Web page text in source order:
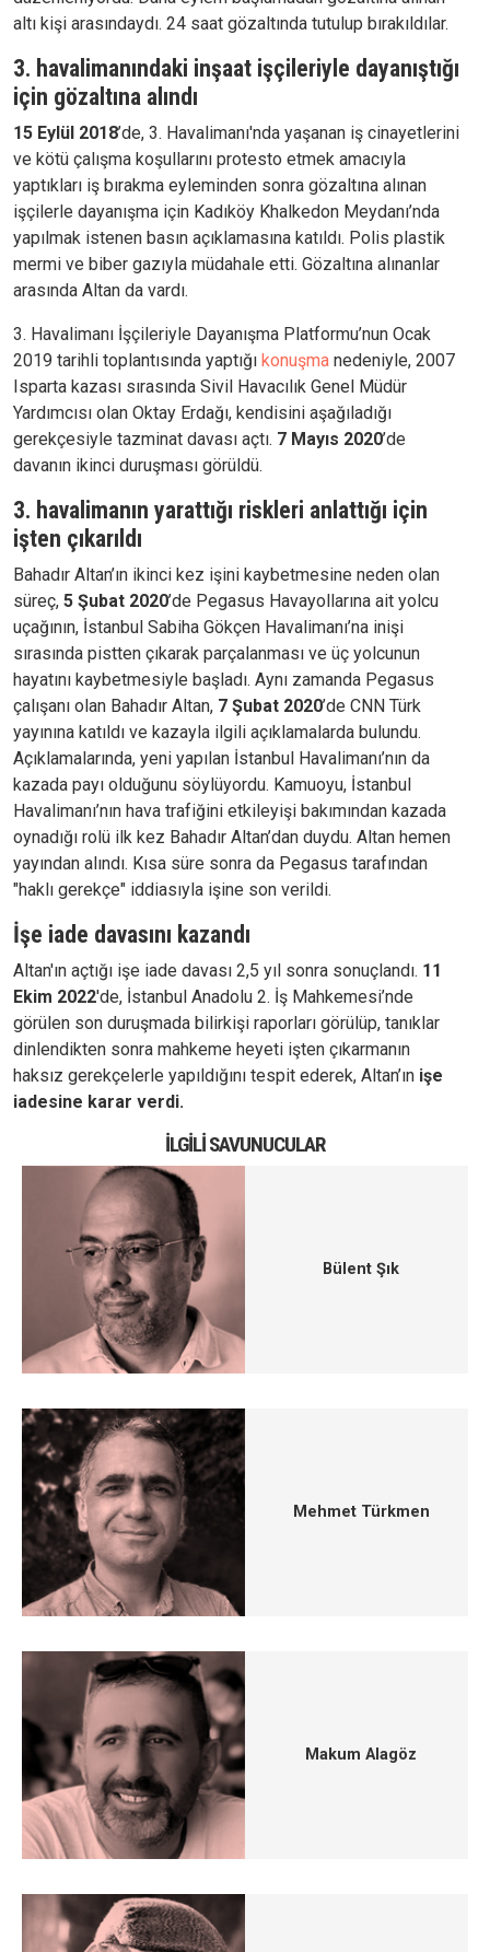
altı kişi arasındaydı. 24 saat gözaltında tutulup bırakıldılar.
3. havalimanındaki inşaat işçileriyle dayanıştığı
için gözaltına alındı
15 Eylül 2018’de, 3. Havalimanı'nda yaşanan iş cinayetlerini
ve kötü çalışma koşullarını protesto etmek amacıyla
yaptıkları iş bırakma eyleminden sonra gözaltına alınan
işçilerle dayanışma için Kadıköy Khalkedon Meydanı’nda
yapılmak istenen basın açıklamasına katıldı. Polis plastik
mermi ve biber gazıyla müdahale etti. Gözaltına alınanlar
arasında Altan da vardı.
3. Havalimanı İşçileriyle Dayanışma Platformu’nun Ocak
2019 tarihli toplantısında yaptığı konuşma nedeniyle, 2007
Isparta kazası sırasında Sivil Havacılık Genel Müdür
Yardımcısı olan Oktay Erdağı, kendisini aşağıladığı
gerekçesiyle tazminat davası açtı. 7 Mayıs 2020’de
davanın ikinci duruşması görüldü.
3. havalimanın yarattığı riskleri anlattığı için
işten çıkarıldı
Bahadır Altan’ın ikinci kez işini kaybetmesine neden olan
süreç, 5 Şubat 2020’de Pegasus Havayollarına ait yolcu
uçağının, İstanbul Sabiha Gökçen Havalimanı’na inişi
sırasında pistten çıkarak parçalanması ve üç yolcunun
hayatını kaybetmesiyle başladı. Aynı zamanda Pegasus
çalışanı olan Bahadır Altan, 7 Şubat 2020’de CNN Türk
yayınına katıldı ve kazayla ilgili açıklamalarda bulundu.
Açıklamalarında, yeni yapılan İstanbul Havalimanı’nın da
kazada payı olduğunu söylüyordu. Kamuoyu, İstanbul
Havalimanı’nın hava trafiğini etkileyişi bakımından kazada
oynadığı rolü ilk kez Bahadır Altan’dan duydu. Altan hemen
yayından alındı. Kısa süre sonra da Pegasus tarafından
"haklı gerekçe" iddiasıyla işine son verildi.
İşe iade davasını kazandı
Altan'ın açtığı işe iade davası 2,5 yıl sonra sonuçlandı. 11
Ekim 2022'de, İstanbul Anadolu 2. İş Mahkemesi’nde
görülen son duruşmada bilirkişi raporları görülüp, tanıklar
dinlendikten sonra mahkeme heyeti işten çıkarmanın
haksız gerekçelerle yapıldığını tespit ederek, Altan’ın işe
iadesine karar verdi.
İLGILI SAVUNUCULAR
Bülent Şık
Mehmet Türkmen
Makum Alagöz